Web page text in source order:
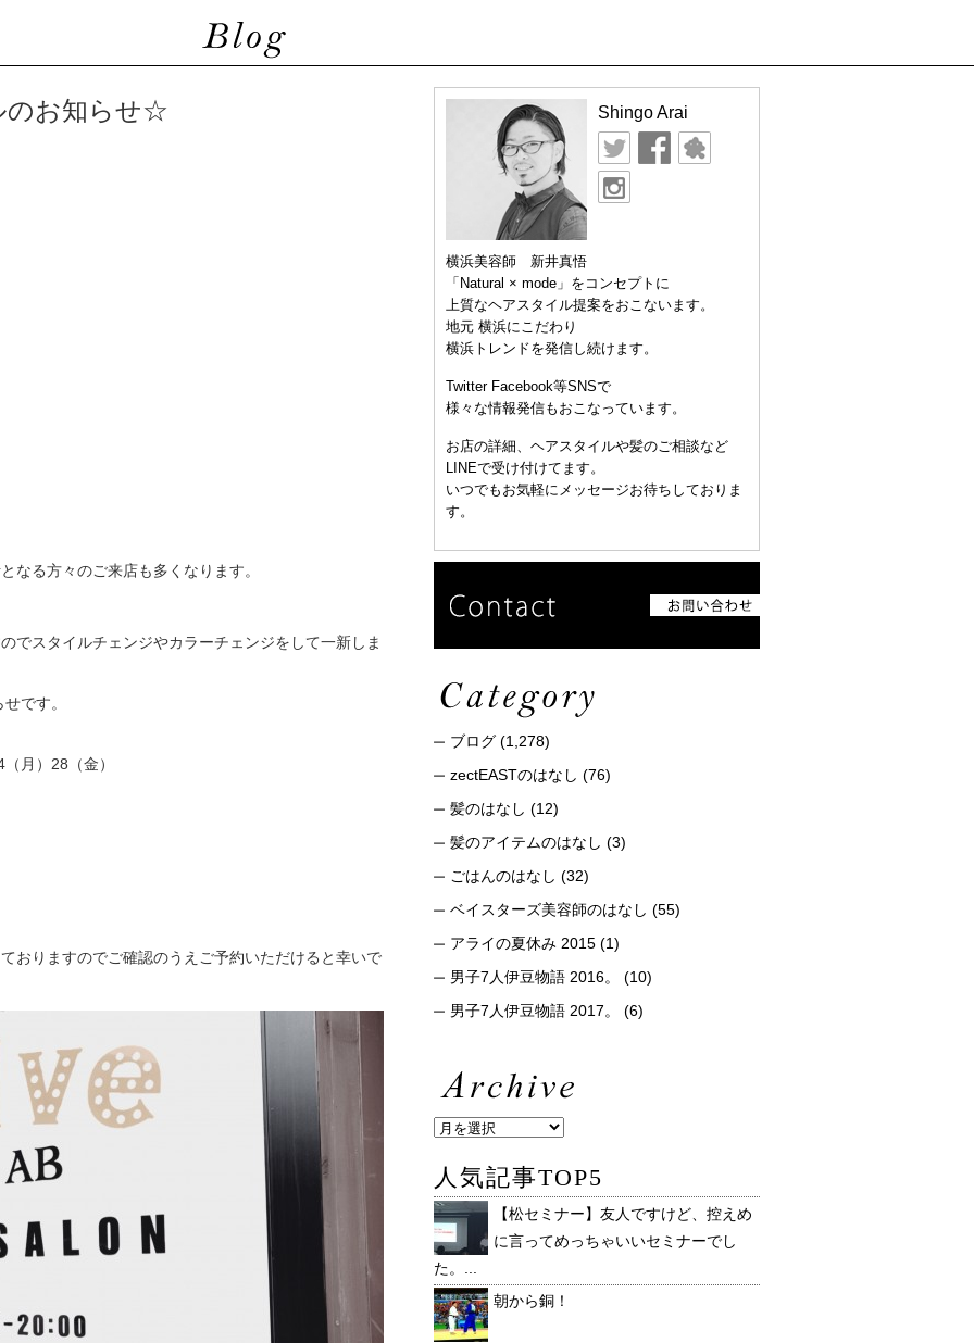
のお知らせ☆
なる方々のご来店も多くなります。
でスタイルチェンジやカラーチェンジをして一新しま
です。
月）28（金）
おりますのでご確認のうえご予約いただけると幸いで
Shingo Arai
横浜美容師 新井真悟
「Natural × mode」をコンセプトに
上質なヘアスタイル提案をおこないます。
地元 横浜にこだわり
横浜トレンドを発信し続けます。
Twitter Facebook等SNSで
様々な情報発信もおこなっています。
お店の詳細、ヘアスタイルや髪のご相談など
LINEで受け付けてます。
いつでもお気軽にメッセージお待ちしておりま
す。
ブログ (1,278)
zectEASTのはなし (76)
髪のはなし (12)
髪のアイテムのはなし (3)
ごはんのはなし (32)
ベイスターズ美容師のはなし (55)
アライの夏休み 2015 (1)
男子7人伊豆物語 2016。
(10)
男子7人伊豆物語 2017。
(6)
人気記事TOP5
【松セミナー】友人ですけど、控えめ
に言ってめっちゃいいセミナーでし
た。...
朝から銅！